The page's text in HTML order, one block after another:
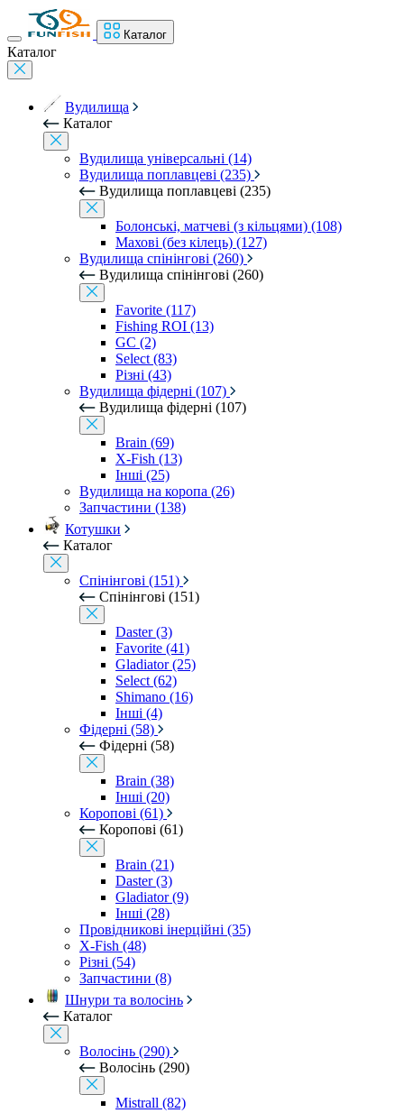
Каталог
Каталог
Вудилища
Каталог
Вудилища універсальні (14)
Вудилища поплавцеві (235)
Вудилища поплавцеві (235)
Болонські, матчеві (з кільцями) (108)
Махові (без кілець) (127)
Вудилища спінінгові (260)
Вудилища спінінгові (260)
Favorite (117)
Fishing ROI (13)
GC (2)
Select (83)
Різні (43)
Вудилища фідерні (107)
Вудилища фідерні (107)
Brain (69)
X-Fish (13)
Інші (25)
Вудилища на коропа (26)
Запчастини (138)
Котушки
Каталог
Спінінгові (151)
Спінінгові (151)
Daster (3)
Favorite (41)
Gladiator (25)
Select (62)
Shimano (16)
Інші (4)
Фідерні (58)
Фідерні (58)
Brain (38)
Інші (20)
Коропові (61)
Коропові (61)
Brain (21)
Daster (3)
Gladiator (9)
Інші (28)
Провідникові інерційні (35)
X-Fish (48)
Різні (54)
Запчастини (8)
Шнури та волосінь
Каталог
Волосінь (290)
Волосінь (290)
Mistrall (82)